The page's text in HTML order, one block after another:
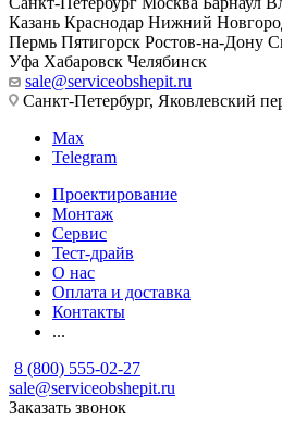
Казань Краснодар Нижний
Пермь Пятигорск Ростов-на-Дону
Уфа Хабаровск Челябинск
sale@serviceobshepit.ru
Санкт-Петербург, Яковлевский
Max
Telegram
Проектирование
Монтаж
Сервис
Тест-драйв
О нас
Оплата и доставка
Контакты
...
8 (800) 555-02-27
sale@serviceobshepit.ru
Заказать звонок